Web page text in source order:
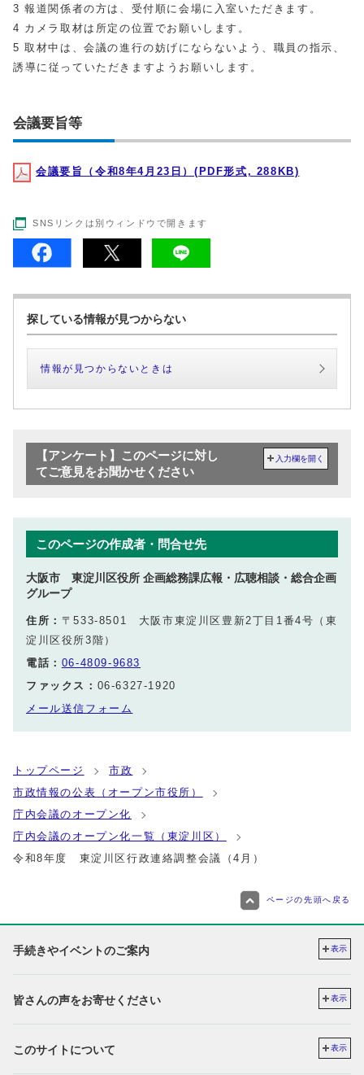
3 報道関係者の方は、受付順に会場に入室いただきます。
4 カメラ取材は所定の位置でお願いします。
5 取材中は、会議の進行の妨げにならないよう、職員の指示、
誘導に従っていただきますようお願いします。
会議要旨等
会議要旨（令和8年4月23日）(PDF形式, 288KB)
SNSリンクは別ウィンドウで開きます
探している情報が見つからない
情報が見つからないときは
【アンケート】このページに対し
てご意見をお聞かせください
入力欄を開く
このページの作成者・問合せ先
大阪市 東淀川区役所 企画総務課広報・広聴相談・総合企画
グループ
住所： 〒533-8501 大阪市東淀川区豊新2丁目1番4号（東
淀川区役所3階）
電話： 06-4809-9683
ファックス： 06-6327-1920
メール送信フォーム
トップページ
市政
市政情報の公表（オープン市役所）
庁内会議のオープン化
庁内会議のオープン化一覧（東淀川区）
令和8年度 東淀川区行政連絡調整会議（4月）
ページの先頭へ戻る
手続きやイベントのご案内 表示
皆さんの声をお寄せください 表示
このサイトについて 表示